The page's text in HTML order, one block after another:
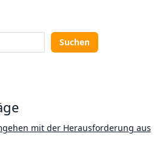
Suchen
mit der Herausforderung aus